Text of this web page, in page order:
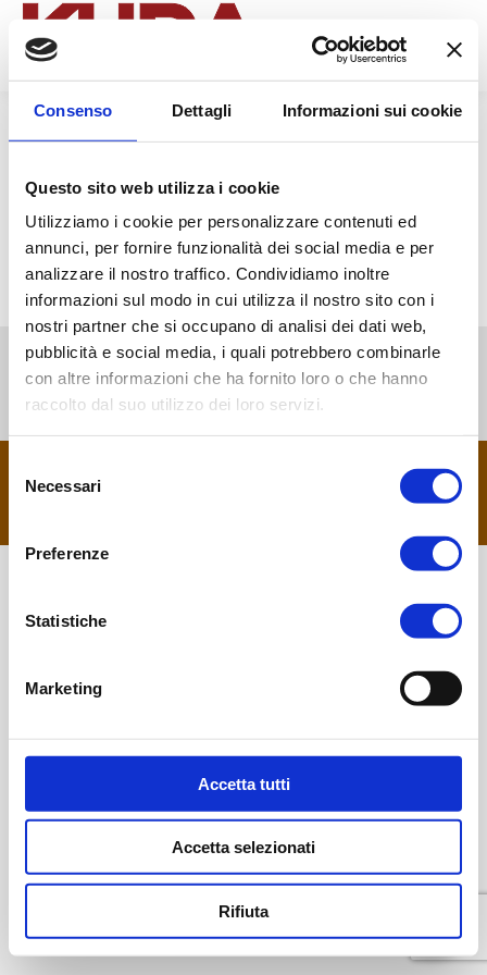
Consenso Dettagli Informazioni sui cookie
Questo sito web utilizza i cookie
Utilizziamo i cookie per personalizzare contenuti ed
annunci, per fornire funzionalità dei social media e per
analizzare il nostro traffico. Condividiamo inoltre
informazioni sul modo in cui utilizza il nostro sito con i
nostri partner che si occupano di analisi dei dati web,
pubblicità e social media, i quali potrebbero combinarle
con altre informazioni che ha fornito loro o che hanno
raccolto dal suo utilizzo dei loro servizi.
delNecessari
Preferenze
Statistiche
Marketing
Accetta tutti
Accetta selezionati
Rifiuta
Search:
Viaggi e Turismo S.r.l. Licenza: Viaggi di Majorana, numero
135180 rilasciata dalla Regione Lazio - IT13345691003